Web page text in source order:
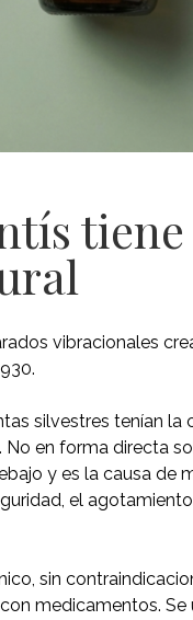
vibracionales
silvestres tenían la
en forma directa
y es la causa de
el
sin
medicamentos. Se